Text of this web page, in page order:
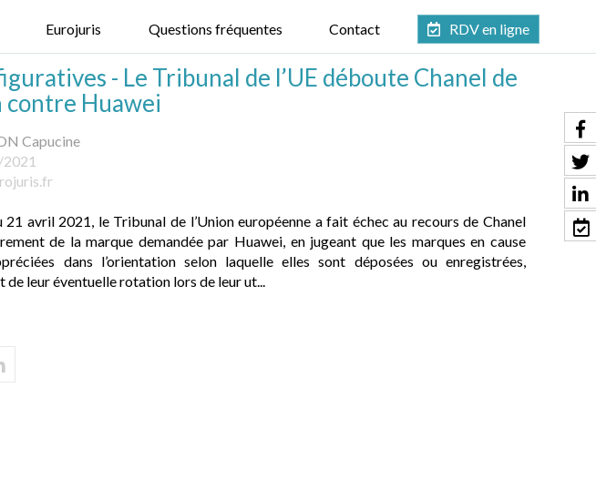
Eurojuris Questions fréquentes Contact RDV en ligne
- Le Tribunal de l’UE déboute Chanel de
contre Huawei
Capucine
21 avril 2021, le Tribunal de l’Union européenne a fait échec au recours de Chanel
de la marque demandée par Huawei, en jugeant que les marques en cause
dans l’orientation selon laquelle elles sont déposées ou enregistrées,
de leur éventuelle rotation lors de leur ut...